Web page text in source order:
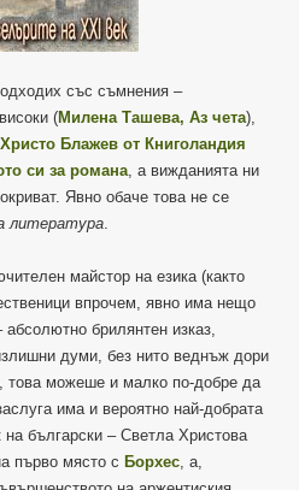
със съмнения –
(Милена Ташева, Аз чета),
Христо Блажев от Книголандия
си за романа , а вижданията ни
Явно обаче това не се
литература
майстор на езика (както
впрочем, явно има нещо
брилянтен изказ,
думи, без нито веднъж дори
можеше и малко по-добре да
има и вероятно най-добрата
на български – Светла Христова
първо място с Борхес , а,